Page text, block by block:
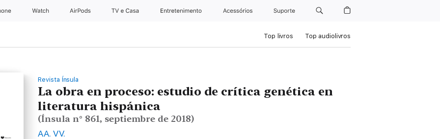
Apple Watch AirPods TV e Casa Entretenimento Acessórios Suporte
Top livros Top audiolivros
Revista Ínsula
La obra en proceso: estudio de crítica genética en
literatura hispánica
(Ínsula n° 861, septiembre de 2018)
AA. VV.